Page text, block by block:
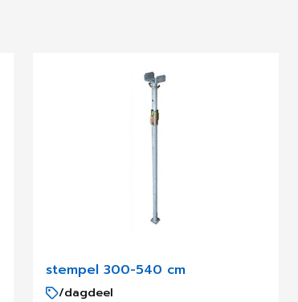
stempel 300-540 cm
/dagdeel